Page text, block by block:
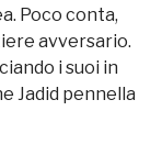
Poco conta,
avversario.
i suoi in
Jadid pennella